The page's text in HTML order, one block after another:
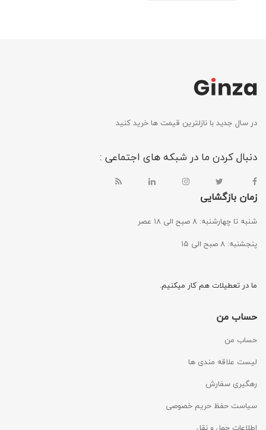
در سال جدید با نازلترین قیمت ها خرید کنید
دنبال کردن ما در شبکه های اجتماعی :
زمان بازگشایی
شنبه تا چهارشنبه: ۸ صبح الی ۱۸ عصر
پنجشنبه: ۸ صبح الی ۱۵
ما در تعطیلات هم کار میکنیم.
حساب من
حساب من
لیست علاقه مندی ها
رهگیری سفارش
سیاست حفظ حریم خصوصی